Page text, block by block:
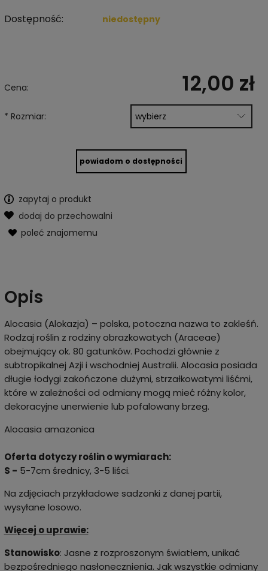
Dostępność: niedostępny
Cena: 12,00 zł
* Rozmiar:
powiadom o dostępności
zapytaj o produkt
dodaj do przechowalni
poleć znajomemu
Opis
Alocasia (Alokazja) – polska, potoczna nazwa to zakleśń.
Rodzaj roślin z rodziny obrazkowatych (Araceae)
obejmujący ok. 80 gatunków. Pochodzi głównie z
subtropikalnej Azji i wschodniej Australii. Alocasia posiada
długie łodygi zakończone dużymi, strzałkowatymi liśćmi,
które w zależności od odmiany mogą mieć różny kolor,
dekoracyjne unerwienie lub pofalowany brzeg.
Alocasia amazonica
Oferta dotyczy roślin o wymiarach:
S - 5-7cm średnicy, 3-5 liści.
Na zdjęciach przykładowe sadzonki z danej partii,
wysyłane losowo.
Więcej o uprawie:
Stanowisko: Jasne z rozproszonym światłem, unikać
bezpośredniego nasłonecznienia. Jak wszystkie odmiany